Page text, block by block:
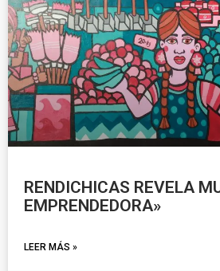
RENDICHICAS REVELA
EMPRENDEDORA»
LEER MÁS »